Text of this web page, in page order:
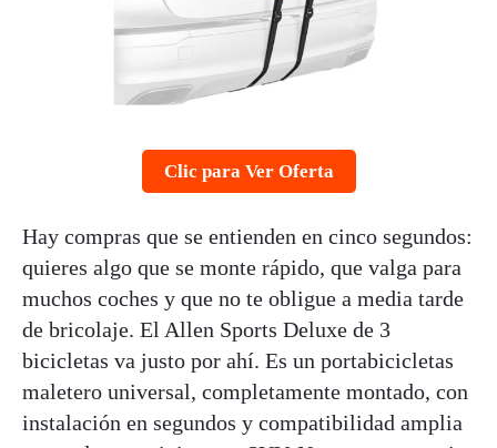
Clic para Ver Oferta
Hay compras que se entienden en cinco segundos:
quieres algo que se monte rápido, que valga para
muchos coches y que no te obligue a media tarde
de bricolaje. El Allen Sports Deluxe de 3
bicicletas va justo por ahí. Es un portabicicletas
maletero universal, completamente montado, con
instalación en segundos y compatibilidad amplia